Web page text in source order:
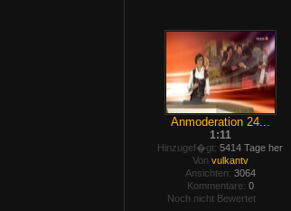
Anmoderation 24...
1:11
Hinzugef�gt: 5414 Tage her
Von vulkantv
Ansichten: 3064
Kommentare: 0
Noch nicht Bewertet